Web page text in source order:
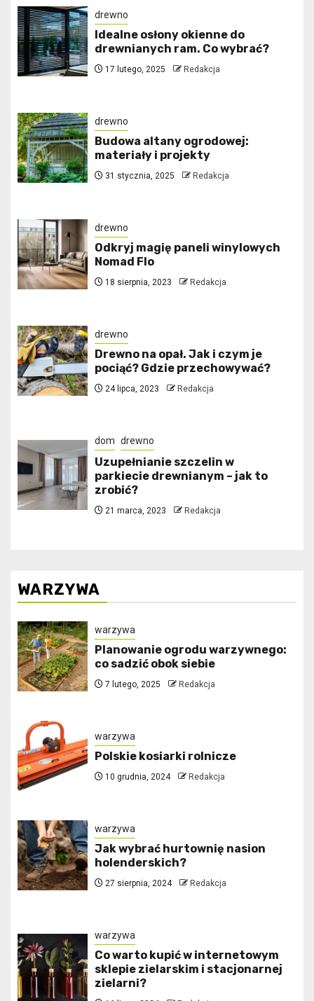
drewno
Idealne osłony okienne do
drewnianych ram. Co wybrać?
17 lutego, 2025 Redakcja
drewno
Budowa altany ogrodowej:
materiały i projekty
31 stycznia, 2025 Redakcja
drewno
Odkryj magię paneli winylowych
Nomad Flo
18 sierpnia, 2023 Redakcja
drewno
Drewno na opał. Jak i czym je
pociąć? Gdzie przechowywać?
24 lipca, 2023 Redakcja
dom drewno
Uzupełnianie szczelin w
parkiecie drewnianym – jak to
zrobić?
21 marca, 2023 Redakcja
WARZYWA
warzywa
Planowanie ogrodu warzywnego:
co sadzić obok siebie
7 lutego, 2025 Redakcja
warzywa
Polskie kosiarki rolnicze
10 grudnia, 2024 Redakcja
warzywa
Jak wybrać hurtownię nasion
holenderskich?
27 sierpnia, 2024 Redakcja
warzywa
Co warto kupić w internetowym
sklepie zielarskim i stacjonarnej
zielarni?